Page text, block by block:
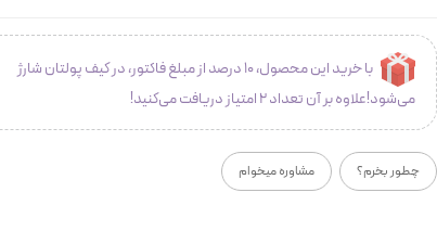
با خرید این محصول، 10 درصد از مبلغ فاکتور، در کیف پولتان شارژ
می‌شود!علاوه بر آن تعداد 2 امتیاز دریافت می‌کنید!
چطور بخرم؟ مشاوره میخوام